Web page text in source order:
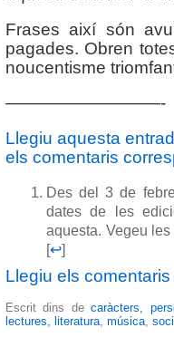
Frases així són
pagades. Obren
noucentisme
—————————-
Llegiu aquesta
els comentaris
Des del 3 de
dates de les
aquesta. Vegeu
[↩]
Llegiu els
Escrit dins decaràcters,
lectures, literatura, música,